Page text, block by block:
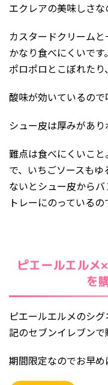
エクレアの美味しさな
カスタードクリーム
かなり食べにくいで
ポロポロとこぼれたり
酸味が効いているので
シュー皮は厚みがあり
難点は食べにくいこ
で、いちごソースも
ないとシュー皮から
トレーにのっている
ピエールエルメ
を
ピエールエルメのシ
記のセブンイレブンで
期間限定なのでお早め